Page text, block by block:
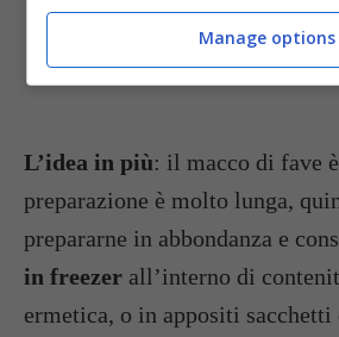
cima al macco di fave
finocchietto selvatico.
L’idea in più: il macco di fave
preparazione è molto lunga,
prepararne in abbondanza e
in freezer all’interno di
ermetica, o in appositi
Manage options